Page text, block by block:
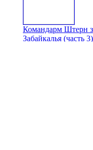
Командарм Штерн
Забайкалья (часть 3)